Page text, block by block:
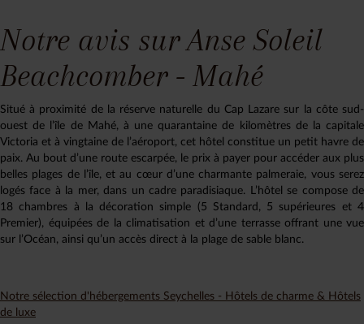
Notre avis sur Anse Soleil
Beachcomber - Mahé
Situé à proximité de la réserve naturelle du Cap Lazare sur la côte sud-
ouest de l’île de Mahé, à une quarantaine de kilomètres de la capitale
Victoria et à vingtaine de l’aéroport, cet hôtel constitue un petit havre de
paix. Au bout d’une route escarpée, le prix à payer pour accéder aux plus
belles plages de l’île, et au cœur d’une charmante palmeraie, vous serez
logés face à la mer, dans un cadre paradisiaque. L’hôtel se compose de
18 chambres à la décoration simple (5 Standard, 5 supérieures et 4
Premier), équipées de la climatisation et d’une terrasse offrant une vue
sur l’Océan, ainsi qu’un accès direct à la plage de sable blanc.
Notre sélection d'hébergements Seychelles - Hôtels de charme & Hôtels
de luxe